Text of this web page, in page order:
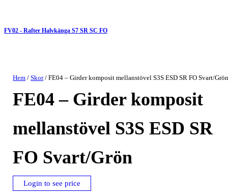
FV02 - Rafter Halvkänga S7 SR SC FO
Hem /Skor/ FE04 – Girder komposit mellanstövel S3S ESD SR FO Svart/
FE04 – Girder komposit
mellanstövel S3S ESD SR
FO Svart/Grön
Login to see price